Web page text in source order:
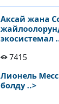
Аксай жана
экосистемал
7415
Лионель
болду ..>